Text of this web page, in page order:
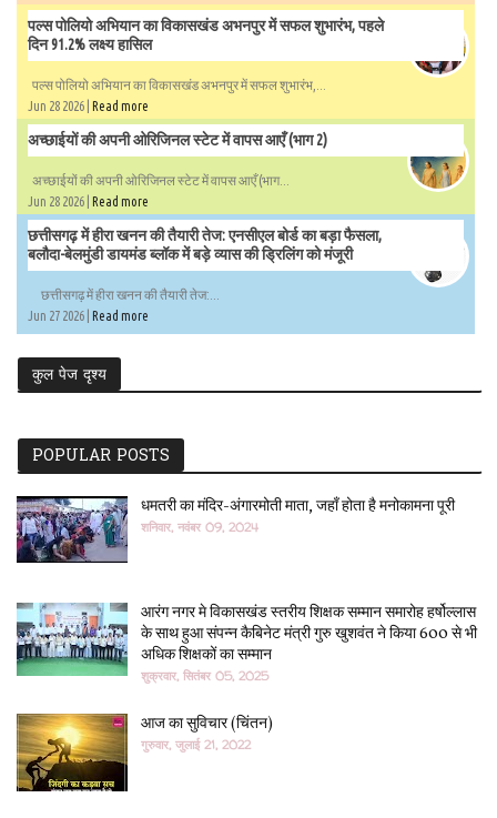
पल्स पोलियो अभियान का विकासखंड अभनपुर में सफल शुभारंभ, पहले
दिन 91.2% लक्ष्य हासिल
पल्स पोलियो अभियान का विकासखंड अभनपुर में सफल शुभारंभ,...
Jun 28 2026 | Read more
अच्छाईयों की अपनी ओरिजिनल स्टेट में वापस आएँ (भाग 2)
अच्छाईयों की अपनी ओरिजिनल स्टेट में वापस आएँ (भाग...
Jun 28 2026 | Read more
छत्तीसगढ़ में हीरा खनन की तैयारी तेज: एनसीएल बोर्ड का बड़ा फैसला,
बलौदा-बेलमुंडी डायमंड ब्लॉक में बड़े व्यास की ड्रिलिंग को मंजूरी
छत्तीसगढ़ में हीरा खनन की तैयारी तेज:...
Jun 27 2026 | Read more
कुल पेज दृश्य
POPULAR POSTS
धमतरी का मंदिर-अंगारमोती माता, जहाँ होता है मनोकामना पूरी
शनिवार, नवंबर 09, 2024
आरंग नगर मे विकासखंड स्तरीय शिक्षक सम्मान समारोह हर्षोल्लास
के साथ हुआ संपन्न कैबिनेट मंत्री गुरु खुशवंत ने किया 600 से भी
अधिक शिक्षकों का सम्मान
शुक्रवार, सितंबर 05, 2025
आज का सुविचार (चिंतन)
गुरुवार, जुलाई 21, 2022